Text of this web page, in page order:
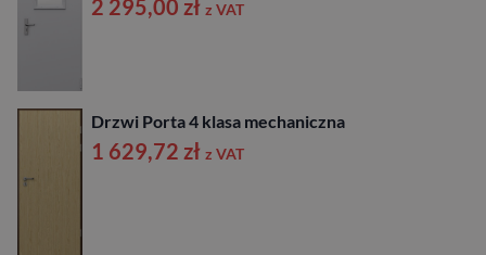
2 295,00 zł z VAT
Drzwi Porta 4 klasa mechaniczna
1 629,72 zł z VAT